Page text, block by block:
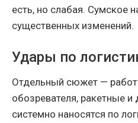
есть, но слабая. Сумское
существенных изменений.
Удары по
Отдельный сюжет —
обозревателя, ракетные
системно наносятся по